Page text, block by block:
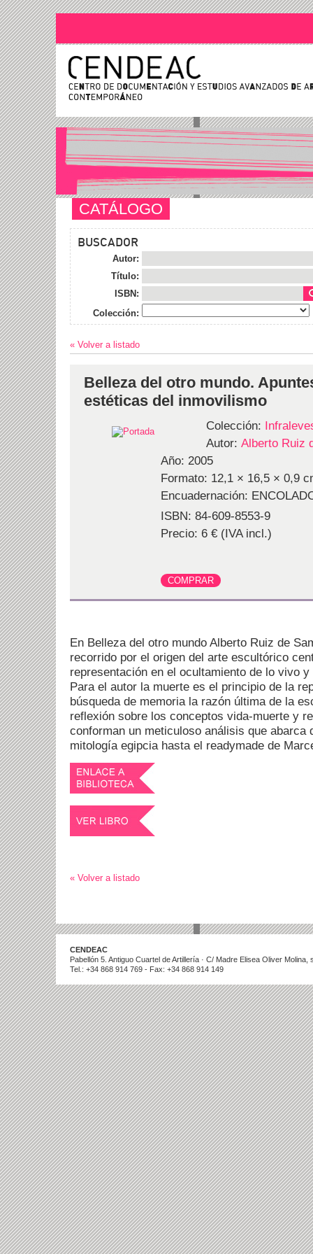
CATÁLOGO
BUSCADOR
Autor:
Título:
ISBN:
Colección:
« Volver a listado
Belleza del otro mundo.
estéticas del inmovilismo
Colección:
Autor: Alberto Ruiz
Año: 2005
Formato: 12,1 × 16,5 × 0,9
Encuadernación:
ISBN: 84-609-8553-9
Precio: 6 € (IVA incl.)
En Belleza del otro mundo Alberto Ruiz de
recorrido por el origen del arte escultórico
representación en el ocultamiento de lo vivo
Para el autor la muerte es el principio de la
búsqueda de memoria la razón última de la
reflexión sobre los conceptos vida-muerte y
conforman un meticuloso análisis que abarca
mitología egipcia hasta el readymade de
« Volver a listado
CENDEAC
Pabellón 5. Antiguo Cuartel de Artillería · C/ Madre Elisea Oliver
Tel.: +34 868 914 769 - Fax: +34 868 914 149